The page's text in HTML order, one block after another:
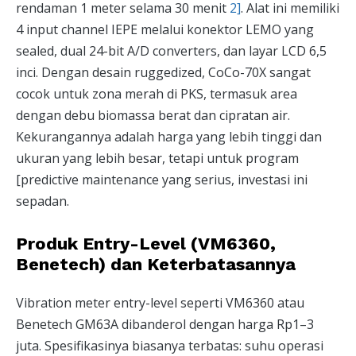
rendaman 1 meter selama 30 menit 2]. Alat ini memiliki
4 input channel IEPE melalui konektor LEMO yang
sealed, dual 24-bit A/D converters, dan layar LCD 6,5
inci. Dengan desain ruggedized, CoCo-70X sangat
cocok untuk zona merah di PKS, termasuk area
dengan debu biomassa berat dan cipratan air.
Kekurangannya adalah harga yang lebih tinggi dan
ukuran yang lebih besar, tetapi untuk program
[predictive maintenance yang serius, investasi ini
sepadan.
Produk Entry-Level (VM6360,
Benetech) dan Keterbatasannya
Vibration meter entry-level seperti VM6360 atau
Benetech GM63A dibanderol dengan harga Rp1–3
juta. Spesifikasinya biasanya terbatas: suhu operasi